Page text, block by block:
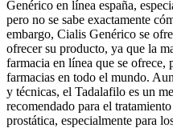
Genérico en línea españa,
pero no se sabe exactamente
embargo, Cialis Genérico se
ofrecer su producto, ya que la
farmacia en línea que se ofrece,
farmacias en todo el mundo.
y técnicas, el Tadalafilo es un
recomendado para el
prostática, especialmente para